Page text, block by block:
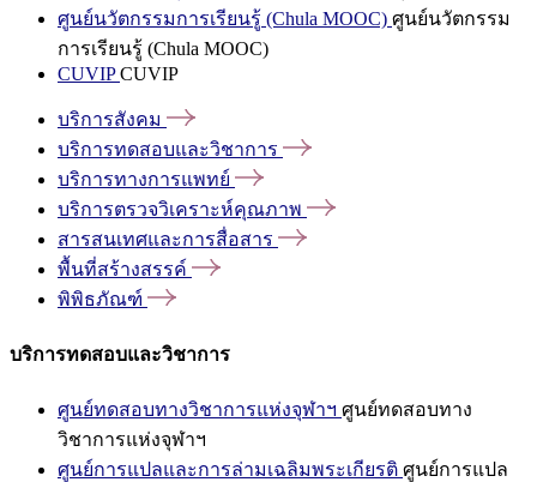
ศูนย์นวัตกรรมการเรียนรู้ (Chula MOOC) ศูนย์นวัตกรรม
การเรียนรู้ (Chula MOOC)
CUVIPCUVIP
บริการสังคม
บริการทดสอบและวิชาการ
บริการทางการแพทย์
บริการตรวจวิเคราะห์คุณภาพ
สารสนเทศและการสื่อสาร
พื้นที่สร้างสรรค์
พิพิธภัณฑ์
บริการทดสอบและวิชาการ
ศูนย์ทดสอบทางวิชาการแห่งจุฬาฯ ศูนย์ทดสอบทาง
วิชาการแห่งจุฬาฯ
ศูนย์การแปลและการล่ามเฉลิมพระเกียรติ ศูนย์การแปล